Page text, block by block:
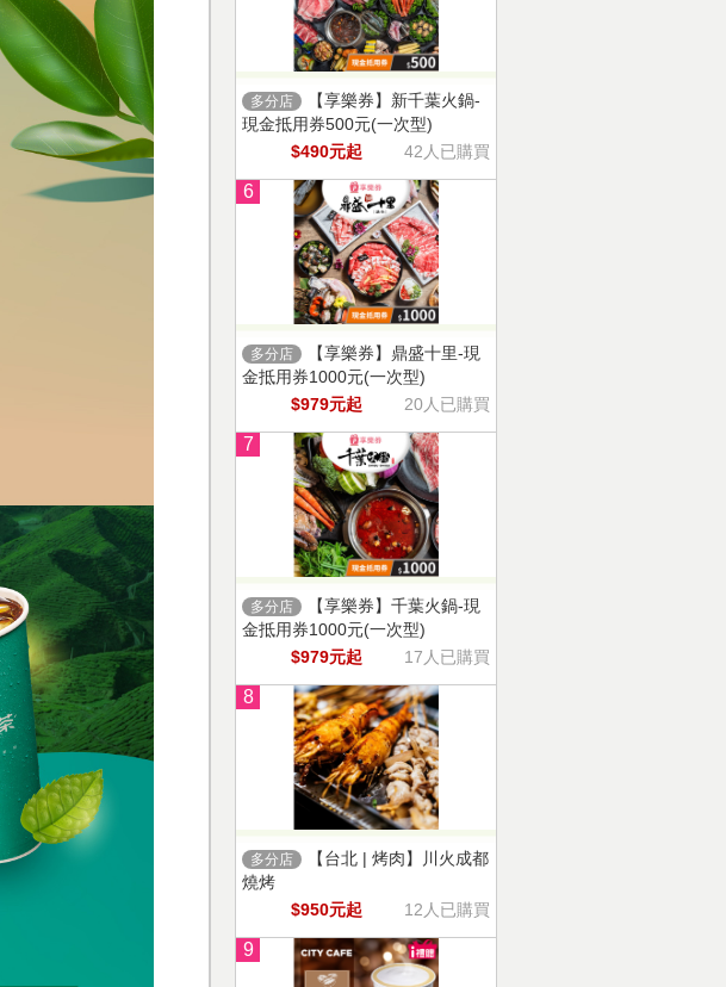
多分店
【享樂券】新千葉火鍋-
現金抵用券500元(一次型)
$490元起
42人已購買
6
多分店
【享樂券】鼎盛十里-現
金抵用券1000元(一次型)
$979元起
20人已購買
7
多分店
【享樂券】千葉火鍋-現
金抵用券1000元(一次型)
$979元起
17人已購買
8
多分店
【台北 | 烤肉】川火成都
燒烤
$950元起
12人已購買
9